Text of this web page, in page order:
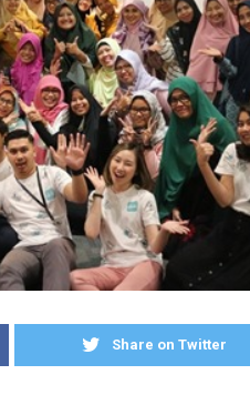
Share on Twitter